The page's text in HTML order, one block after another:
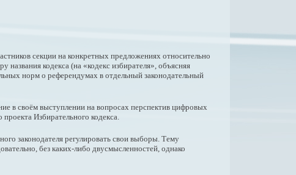
секции на конкретных предложениях относительно
кодекса (на «кодекс избирателя», объясняя
норм о референдумах в отдельный законодательный
в своём выступлении на вопросах перспектив цифровых
Избирательного кодекса.
законодателя регулировать свои выборы. Тему
без каких-либо двусмысленностей, однако